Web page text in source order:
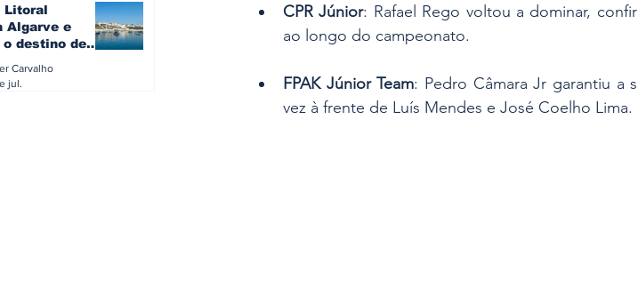
CPR Júnior: Rafael Rego voltou a dominar,
ao longo do campeonato.
FPAK Júnior Team: Pedro Câmara Jr garantiu a
vez à frente de Luís Mendes e José Coelho Lima.
Litoral
Algarve e
o destino de
Carvalho
jul.